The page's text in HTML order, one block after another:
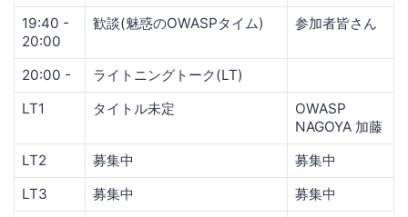
19:40 -
20:00
歓談(魅惑のOWASPタイム) 参加者皆さん
20:00 -
ライトニングトーク(LT)
LT1
タイトル未定
OWASP
NAGOYA 加藤
LT2
募集中
募集中
LT3
募集中 募集中